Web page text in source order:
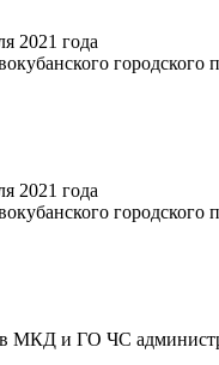
2021 года
городского
2021 года
городского
МКД и ГО ЧС